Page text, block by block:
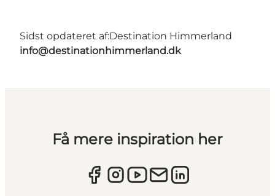
Sidst opdateret af:Destination Himmerland
info@destinationhimmerland.dk
Få mere inspiration her